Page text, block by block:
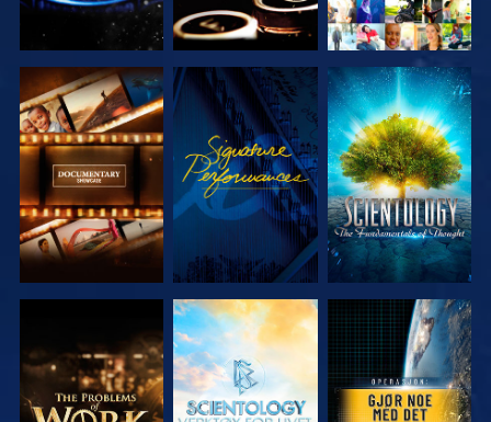
UTFORSK
SERIEN
SE
UTFORSK
SERIEN
UTFORSK
SERIEN
UTFORSK
SERIEN
SE